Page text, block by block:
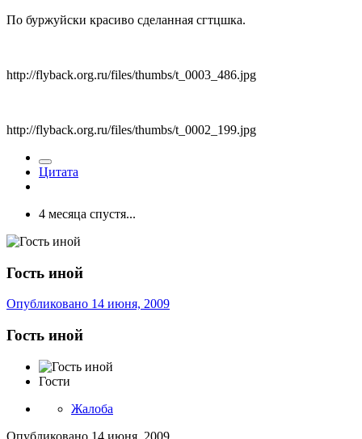
По буржуйски красиво сделанная сгтцшка.
http://flyback.org.ru/files/thumbs/t_0003_486.jpg
http://flyback.org.ru/files/thumbs/t_0002_199.jpg
Цитата
4 месяца спустя...
Гость иной
Опубликовано 14 июня, 2009
Гость иной
Гости
Жалоба
Опубликовано 14 июня, 2009